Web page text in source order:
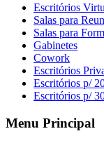
Escritórios
Salas para
Salas para
Gabinetes
Cowork
Escritórios
Escritórios p/
Escritórios p/
Menu Principal